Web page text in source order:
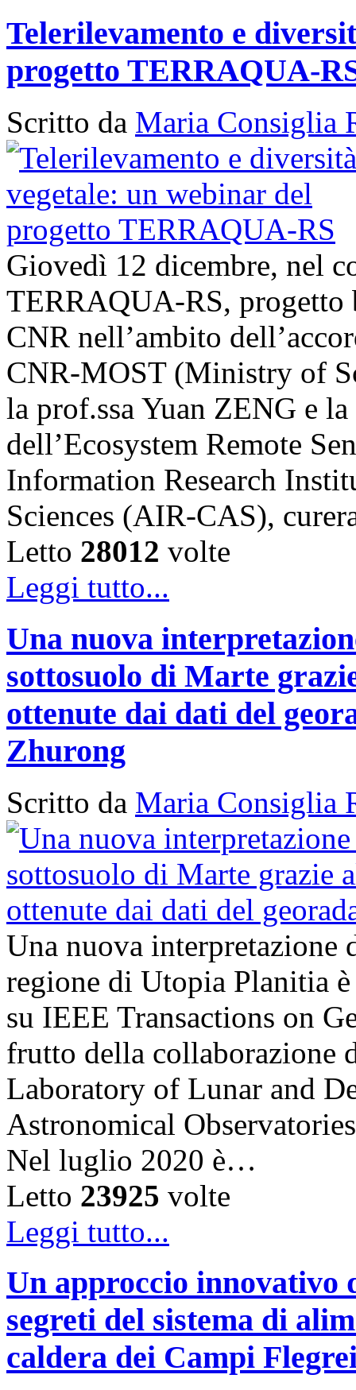
Telerilevamento e
progetto TERRAQUA-
Scritto da Maria Consiglia
Giovedì 12 dicembre, nel
TERRAQUA-RS, progetto
CNR nell’ambito
CNR-MOST (Ministry of
la prof.ssa Yuan ZENG e
dell’Ecosystem Remote
Information Research
Sciences (AIR-CAS),
Letto 28012 volte
Leggi tutto...
Una nuova
sottosuolo di Marte
ottenute dai dati del
Zhurong
Scritto da Maria Consiglia
Una nuova interpretazione
regione di Utopia Planitia
su IEEE Transactions on
frutto della collaborazione
Laboratory of Lunar and
Astronomical
Nel luglio 2020 è…
Letto 23925 volte
Leggi tutto...
Un approccio innovativo
segreti del sistema di
caldera dei Campi